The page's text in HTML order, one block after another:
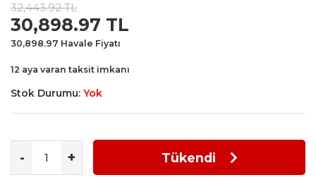
Special
Price
30,898.97 TL
32,443.92 TL
30,898.97 Havale Fiyatı
12 aya varan taksit imkanı
Stok Durumu: Yok
- + Tükendi